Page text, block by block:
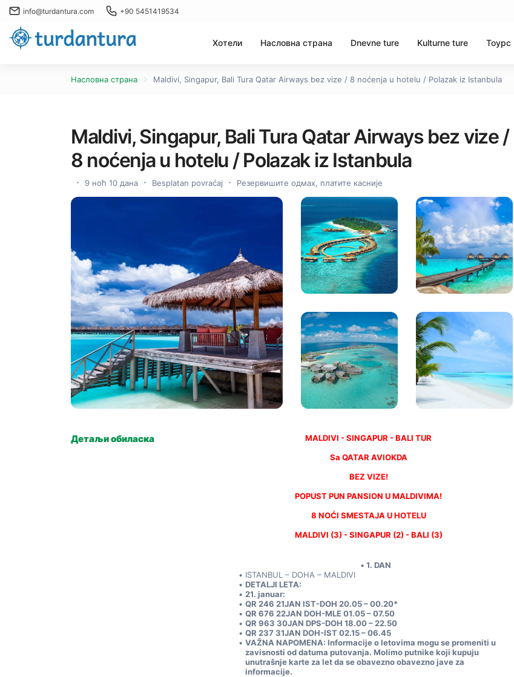
info@turdantura.com +90 5451419534
Хотели Насловна страна Dnevne ture Kulturne ture Тоурс
Насловна страна Maldivi, Singapur, Bali Tura Qatar Airways bez vize / 8 noćenja u hotelu / Polazak iz Istanbula
Maldivi, Singapur, Bali Tura Qatar Airways bez vize /
8 noćenja u hotelu / Polazak iz Istanbula
9 ноћ 10 дана Besplatan povraćaj Резервишите одмах, платите касније
Детаљи обиласка
MALDIVI - SINGAPUR - BALI TUR
Sa QATAR AVIOKDA
BEZ VIZE!
POPUST PUN PANSION U MALDIVIMA!
8 NOĆI SMESTAJA U HOTELU
MALDIVI (3) - SINGAPUR (2) - BALI (3)
1. DAN
ISTANBUL – DOHA – MALDIVI
DETALJI LETA:
21. januar:
QR 246 21JAN IST-DOH 20.05 – 00.20*
QR 676 22JAN DOH-MLE 01.05 – 07.50
QR 963 30JAN DPS-DOH 18.00 – 22.50
QR 237 31JAN DOH-IST 02.15 – 06.45
VAŽNA NAPOMENA: Informacije o letovima mogu se promeniti u
zavisnosti od datuma putovanja. Molimo putnike koji kupuju
unutrašnje karte za let da se obavezno obavezno jave za
informacije.